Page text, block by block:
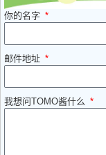
你的名字
邮件地址
我想问TOMO酱什么